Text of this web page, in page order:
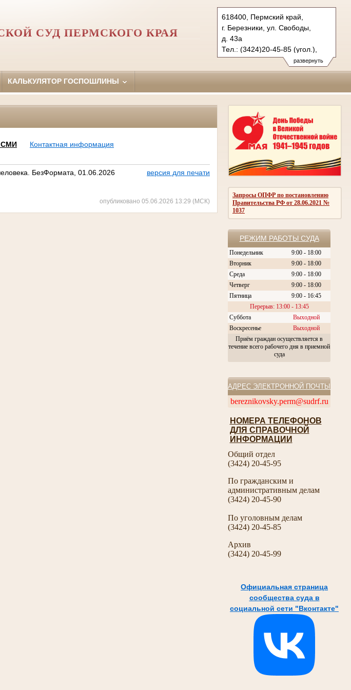
развернуть
618400, Пермский край,
г. Березники, ул. Свободы,
д. 43а
Тел.: (3424)20-45-85 (угол.),
(3424)20-45-90 (гражд.)
bereznikovsky.perm@sudrf.ru
СУД ПЕРМСКОГО КРАЯ
КАЛЬКУЛЯТОР ГОСПОШЛИНЫ
Запросы ОПФР по постановлению
Правительства РФ от 28.06.2021 №
1037
РЕЖИМ РАБОТЫ СУДА
Понедельник
9:00 - 18:00
Вторник
9:00 - 18:00
Среда
9:00 - 18:00
Четверг
9:00 - 18:00
Пятница
9:00 - 16:45
Перерыв: 13:00 - 13:45
Суббота
Выходной
Воскресенье
Выходной
Приём граждан осуществляется в
течение всего рабочего дня в приемной
суда
АДРЕС ЭЛЕКТРОННОЙ ПОЧТЫ
bereznikovsky.perm@sudrf.ru
НОМЕРА ТЕЛЕФОНОВ
ДЛЯ СПРАВОЧНОЙ
ИНФОРМАЦИИ
Общий отдел
(3424) 20-45-95
По гражданским и
административным делам
(3424) 20-45-90
По уголовным делам
(3424) 20-45-85
Архив
(3424) 20-45-99
Официальная страница
сообщества суда в
социальной сети "Вконтакте"
СМИ
Контактная информация
БезФормата, 01.06.2026
версия для печати
опубликовано 05.06.2026 13:29 (МСК)